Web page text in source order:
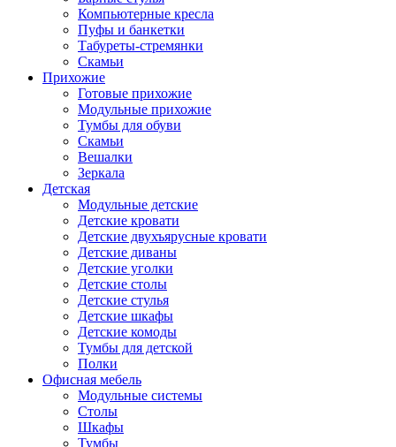
Компьютерные кресла
Пуфы и банкетки
Табуреты-стремянки
Скамьи
Прихожие
Готовые прихожие
Модульные прихожие
Тумбы для обуви
Скамьи
Вешалки
Зеркала
Детская
Модульные детские
Детские кровати
Детские двухъярусные кровати
Детские диваны
Детские уголки
Детские столы
Детские стулья
Детские шкафы
Детские комоды
Тумбы для детской
Полки
Офисная мебель
Модульные системы
Столы
Шкафы
Тумбы